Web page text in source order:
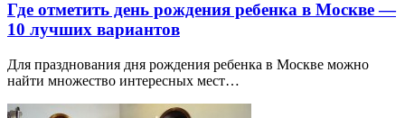
Где отметить день рождения ребенка в Москве —
10 лучших вариантов
Для празднования дня рождения ребенка в Москве можно
найти множество интересных мест…